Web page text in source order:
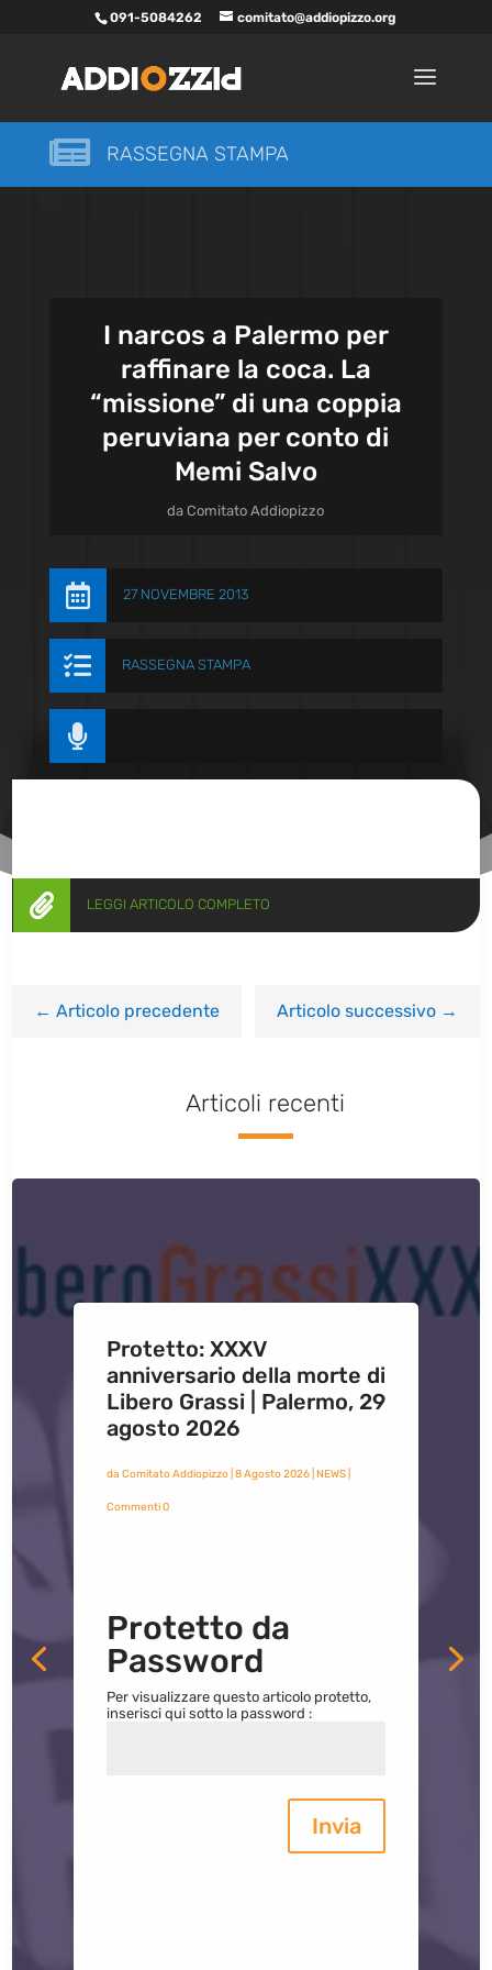
091-5084262 comitato@addiopizzo.org
 RASSEGNA STAMPA
I narcos a Palermo per
raffinare la coca. La
“missione” di una coppia
peruviana per conto di
Memi Salvo
daComitato Addiopizzo
 27 NOVEMBRE 2013
 RASSEGNA STAMPA

 LEGGI ARTICOLO COMPLETO
←Articolo precedente Articolo successivo→
Articoli recenti
Protetto: XXXV
anniversario della morte di
Libero Grassi | Palermo, 29
agosto 2026
da Comitato Addiopizzo| 8 Agosto 2026| NEWS|
Commenti 0
Protetto da
Password
Per visualizzare questo articolo protetto,
inserisci qui sotto la password :
Invia